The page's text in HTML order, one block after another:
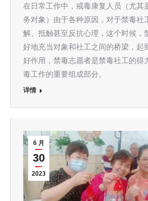
在日常工作中，戒毒康复人员（尤其
务对象）由于各种原因，对于禁毒社
解、抵触甚至反抗心理，这个时候，
好地充当对象和社工之间的桥梁，起
好作用，禁毒志愿者是禁毒社工的得
毒工作的重要组成部分。
详情
6 月
30
2023